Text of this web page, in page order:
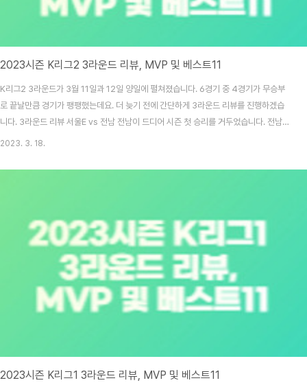
2023시즌 K리그2 3라운드 리뷰, MVP 및 베스트11
K리그2 3라운드가 3월 11일과 12일 양일에 펼쳐졌습니다. 6경기 중 4경기가 무승부
로 끝날만큼 경기가 팽팽했는데요. 더 늦기 전에 간단하게 3라운드 리뷰를 진행하겠습
니다. 3라운드 리뷰 서울E vs 전남 전남이 드디어 시즌 첫 승리를 거두었습니다. 전남은
서울이랜드와의 원정 경기에서 후반 36분, 상대 골키퍼와 수비수간의 미스를 재빨리 스
가하는 듯했으나 핸드볼 파울 및 오프사이드로 취소가 되었습니다. 그래도 전남은 한 골
후반에도 결국 골은 성공시키..
2023. 3. 18.
2023시즌 K리그1 3라운드 리뷰, MVP 및 베스트11